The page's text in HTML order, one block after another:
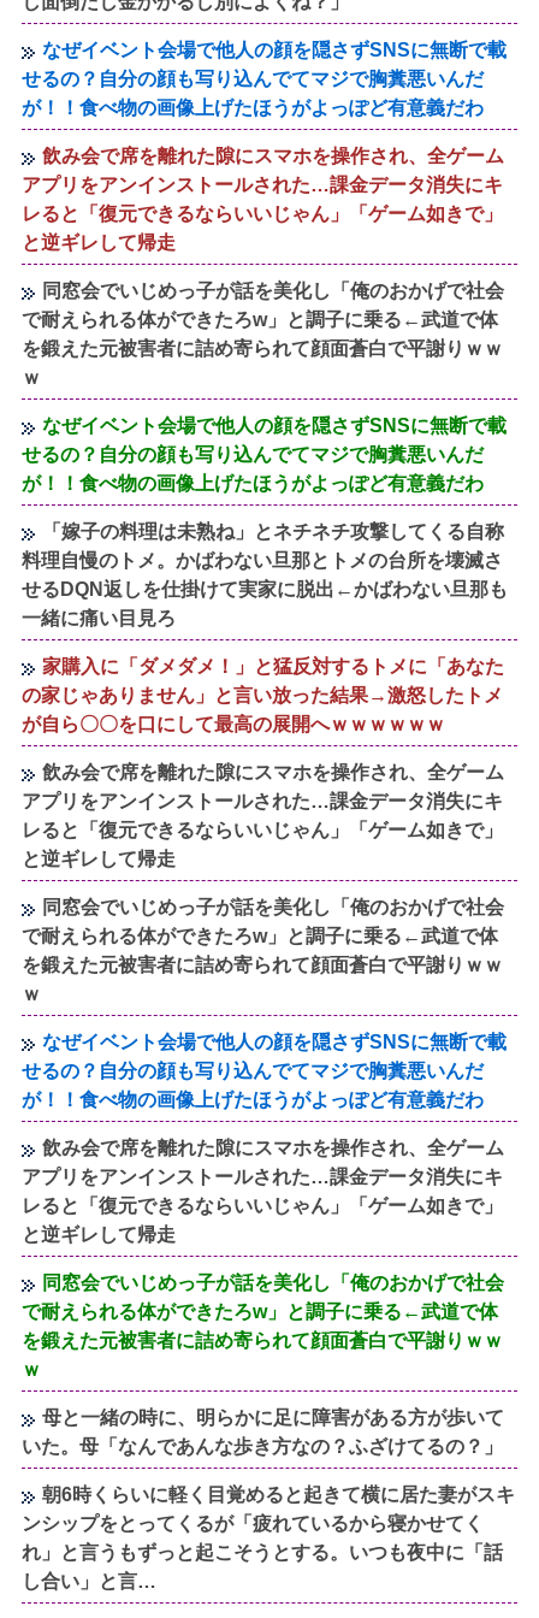
なぜイベント会場で他人の顔を隠さずSNSに無断で載
せるの？自分の顔も写り込んでてマジで胸糞悪いんだ
が！！食べ物の画像上げたほうがよっぽど有意義だわ
飲み会で席を離れた隙にスマホを操作され、全ゲーム
アプリをアンインストールされた…課金データ消失にキ
レると「復元できるならいいじゃん」「ゲーム如きで」
と逆ギレして帰走
同窓会でいじめっ子が話を美化し「俺のおかげで社会
で耐えられる体ができたろw」と調子に乗る←武道で体
を鍛えた元被害者に詰め寄られて顔面蒼白で平謝りｗｗ
ｗ
なぜイベント会場で他人の顔を隠さずSNSに無断で載
せるの？自分の顔も写り込んでてマジで胸糞悪いんだ
が！！食べ物の画像上げたほうがよっぽど有意義だわ
「嫁子の料理は未熟ね」とネチネチ攻撃してくる自称
料理自慢のトメ。かばわない旦那とトメの台所を壊滅さ
せるDQN返しを仕掛けて実家に脱出←かばわない旦那も
一緒に痛い目見ろ
家購入に「ダメダメ！」と猛反対するトメに「あなた
の家じゃありません」と言い放った結果→激怒したトメ
が自ら〇〇を口にして最高の展開へｗｗｗｗｗｗ
飲み会で席を離れた隙にスマホを操作され、全ゲーム
アプリをアンインストールされた…課金データ消失にキ
レると「復元できるならいいじゃん」「ゲーム如きで」
と逆ギレして帰走
同窓会でいじめっ子が話を美化し「俺のおかげで社会
で耐えられる体ができたろw」と調子に乗る←武道で体
を鍛えた元被害者に詰め寄られて顔面蒼白で平謝りｗｗ
ｗ
なぜイベント会場で他人の顔を隠さずSNSに無断で載
せるの？自分の顔も写り込んでてマジで胸糞悪いんだ
が！！食べ物の画像上げたほうがよっぽど有意義だわ
飲み会で席を離れた隙にスマホを操作され、全ゲーム
アプリをアンインストールされた…課金データ消失にキ
レると「復元できるならいいじゃん」「ゲーム如きで」
と逆ギレして帰走
同窓会でいじめっ子が話を美化し「俺のおかげで社会
で耐えられる体ができたろw」と調子に乗る←武道で体
を鍛えた元被害者に詰め寄られて顔面蒼白で平謝りｗｗ
ｗ
母と一緒の時に、明らかに足に障害がある方が歩いて
いた。母「なんであんな歩き方なの？ふざけてるの？」
朝6時くらいに軽く目覚めると起きて横に居た妻がスキ
ンシップをとってくるが「疲れているから寝かせてく
れ」と言うもずっと起こそうとする。いつも夜中に「話
し合い」と言…